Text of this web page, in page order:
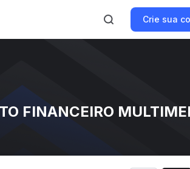
Crie sua
FINANCEIRO